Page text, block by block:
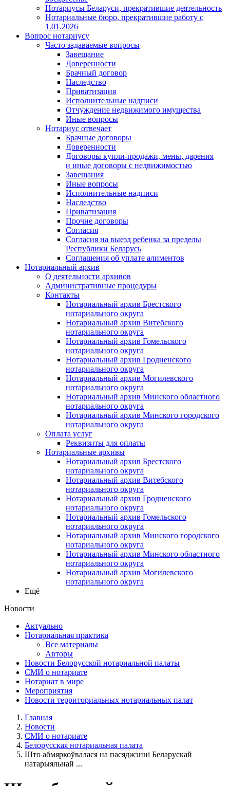
Нотариусы Беларуси, прекратившие деятельность
Нотариальные бюро, прекратившие работу с
1.01.2026
Вопрос нотариусу
Часто задаваемые вопросы
Завещание
Доверенности
Брачный договор
Наследство
Приватизация
Исполнительные надписи
Отчуждение недвижимого имущества
Иные вопросы
Нотариус отвечает
Брачные договоры
Доверенности
Договоры купли-продажи, мены, дарения
и иные договоры с недвижимостью
Завещания
Иные вопросы
Исполнительные надписи
Наследство
Приватизация
Прочие договоры
Согласия
Согласия на выезд ребенка за пределы
Республики Беларусь
Соглашения об уплате алиментов
Нотариальный архив
О деятельности архивов
Административные процедуры
Контакты
Нотариальный архив Брестского
нотариального округа
Нотариальный архив Витебского
нотариального округа
Нотариальный архив Гомельского
нотариального округа
Нотариальный архив Гродненского
нотариального округа
Нотариальный архив Могилевского
нотариального округа
Нотариальный архив Минского областного
нотариального округа
Нотариальный архив Минского городского
нотариального округа
Оплата услуг
Реквизиты для оплаты
Нотариальные архивы
Нотариальный архив Брестского
нотариального округа
Нотариальный архив Витебского
нотариального округа
Нотариальный архив Гродненского
нотариального округа
Нотариальный архив Гомельского
нотариального округа
Нотариальный архив Минского городского
нотариального округа
Нотариальный архив Минского областного
нотариального округа
Нотариальный архив Могилевского
нотариального округа
Ещё
Новости
Актуально
Нотариальная практика
Все материалы
Авторы
Новости Белорусской нотариальной палаты
СМИ о нотариате
Нотариат в мире
Мероприятия
Новости территориальных нотариальных палат
Главная
Новости
СМИ о нотариате
Белорусская нотариальная палата
Што абмяркоўвалася на пасяджэнні Беларускай
натарыяльнай ...